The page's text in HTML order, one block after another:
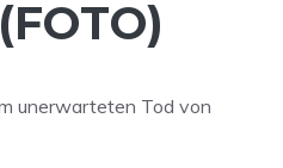
unerwarteten Tod von